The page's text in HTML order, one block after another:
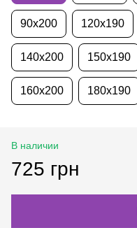
90х200 120х190
140х200 150х190
160х200 180х190
В наличии
725 грн